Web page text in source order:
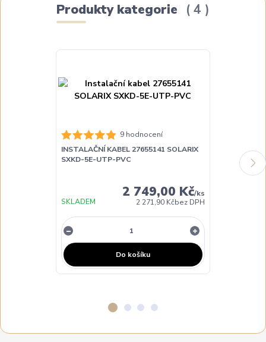
Produkty kategorie 4
9 hodnocení
INSTALAČNÍ KABEL 27655141 SOLARIX
SXKD-5E-UTP-PVC
2 749,00 Kč/ks
2 271,90 Kčbez DPH
SKLADEM
Do košíku
INSTALAČNÍ
SXKD-5E-